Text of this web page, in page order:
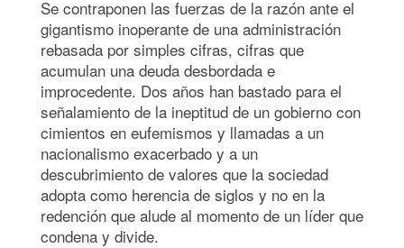
Se contraponen las fuerzas de la razón ante el
gigantismo inoperante de una administración
rebasada por simples cifras, cifras que
acumulan una deuda desbordada e
improcedente. Dos años han bastado para el
señalamiento de la ineptitud de un gobierno con
cimientos en eufemismos y llamadas a un
nacionalismo exacerbado y a un
descubrimiento de valores que la sociedad
adopta como herencia de siglos y no en la
redención que alude al momento de un líder que
condena y divide.